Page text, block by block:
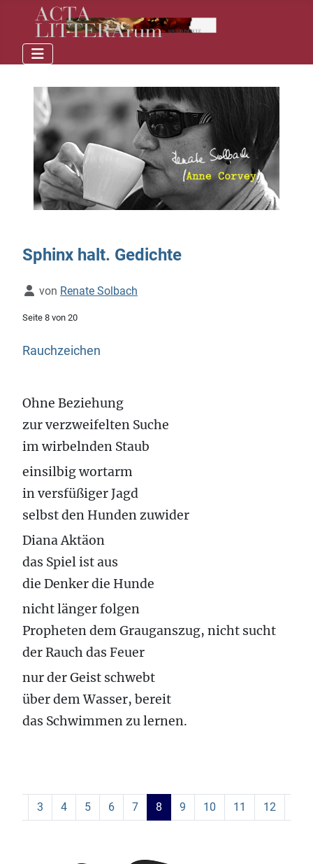
Sphinx halt. Gedichte
Details
von Renate Solbach
Seite 8 von 20
Rauchzeichen
Ohne Beziehung
zur verzweifelten Suche
im wirbelnden Staub
einsilbig wortarm
in versfüßiger Jagd
selbst den Hunden zuwider
Diana Aktäon
das Spiel ist aus
die Denker die Hunde
nicht länger folgen
Propheten dem Grauganszug, nicht sucht
der Rauch das Feuer
nur der Geist schwebt
über dem Wasser, bereit
das Schwimmen zu lernen.
3 4 5 6 7 8 9 10 11 12